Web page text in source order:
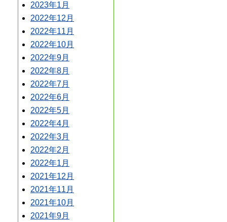
2023年1月
2022年12月
2022年11月
2022年10月
2022年9月
2022年8月
2022年7月
2022年6月
2022年5月
2022年4月
2022年3月
2022年2月
2022年1月
2021年12月
2021年11月
2021年10月
2021年9月